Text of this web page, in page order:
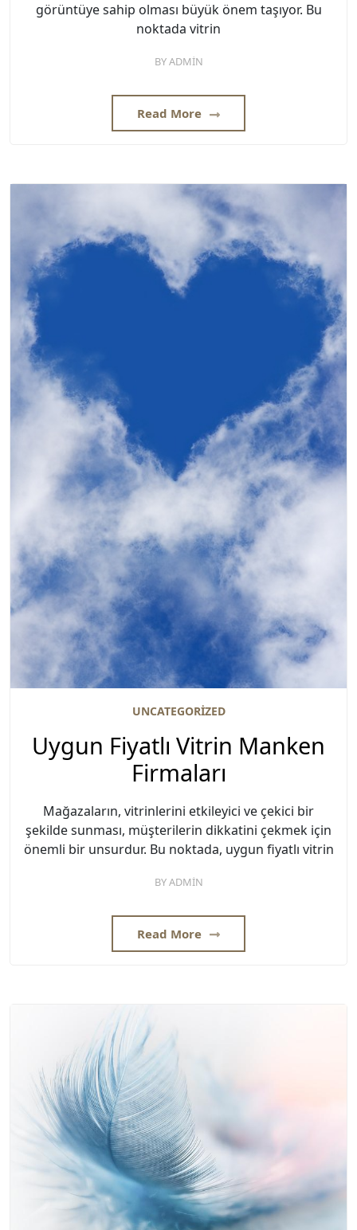
görüntüye sahip olması büyük önem taşıyor. Bu
noktada vitrin
BYADMIN
Read More
UNCATEGORIZED
Uygun Fiyatlı Vitrin Manken
Firmaları
Mağazaların, vitrinlerini etkileyici ve çekici bir
şekilde sunması, müşterilerin dikkatini çekmek için
önemli bir unsurdur. Bu noktada, uygun fiyatlı vitrin
BYADMIN
Read More